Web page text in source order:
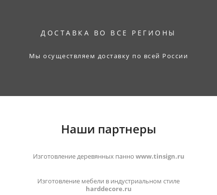
ДОСТАВКА ВО ВСЕ РЕГИОНЫ
Мы осуществляем доставку по всей России
Наши партнеры
Изготовление деревянных панно www.tinsign.ru
Изготовление мебели в индустриальном стиле
harddecore.ru